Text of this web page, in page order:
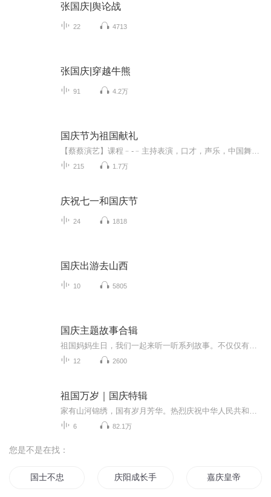
张国庆|舆论战
22 4713
张国庆|穿越牛熊
91 4.2万
国庆节为祖国献礼
215 1.7万
庆祝七一和国庆节
24 1818
国庆出游去山西
10 5805
国庆主题故事合辑
12 2600
祖国万岁｜国庆特辑
6 82.1万
您是不是在找：
国士不忠 庆阳成长手札 嘉庆皇帝